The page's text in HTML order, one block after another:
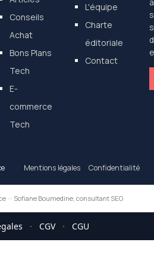
Conseils
Achat
Bons Plans
Tech
E-
commerce
Tech
L'équipe
Charte
éditoriale
Contact
Mentions légales Confidentialité
— Sofiane Boumedine, consultant SEO
· CGV · CGU